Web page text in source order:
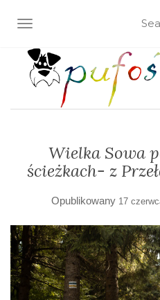
TOGGLE NAVIGATION
Wielka Sowa
ścieżkach- z
Opublikowany 17